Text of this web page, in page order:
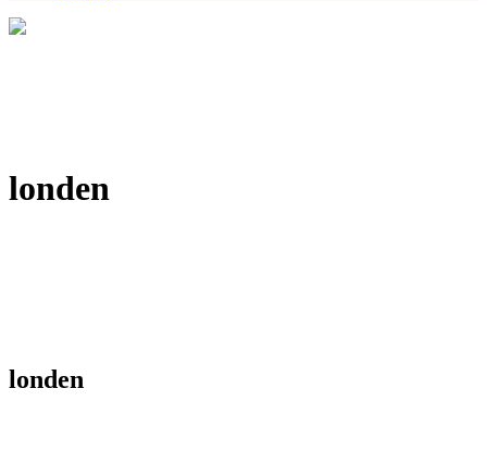
londen
londen